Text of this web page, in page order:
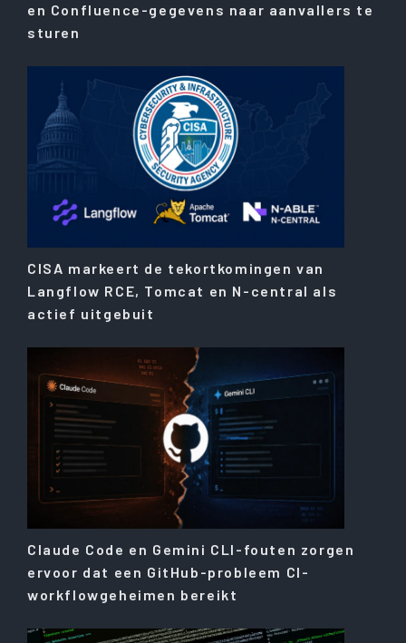
en Confluence-gegevens naar aanvallers te
sturen
CISA markeert de tekortkomingen van
Langflow RCE, Tomcat en N-central als
actief uitgebuit
Claude Code en Gemini CLI-fouten zorgen
ervoor dat een GitHub-probleem CI-
workflowgeheimen bereikt